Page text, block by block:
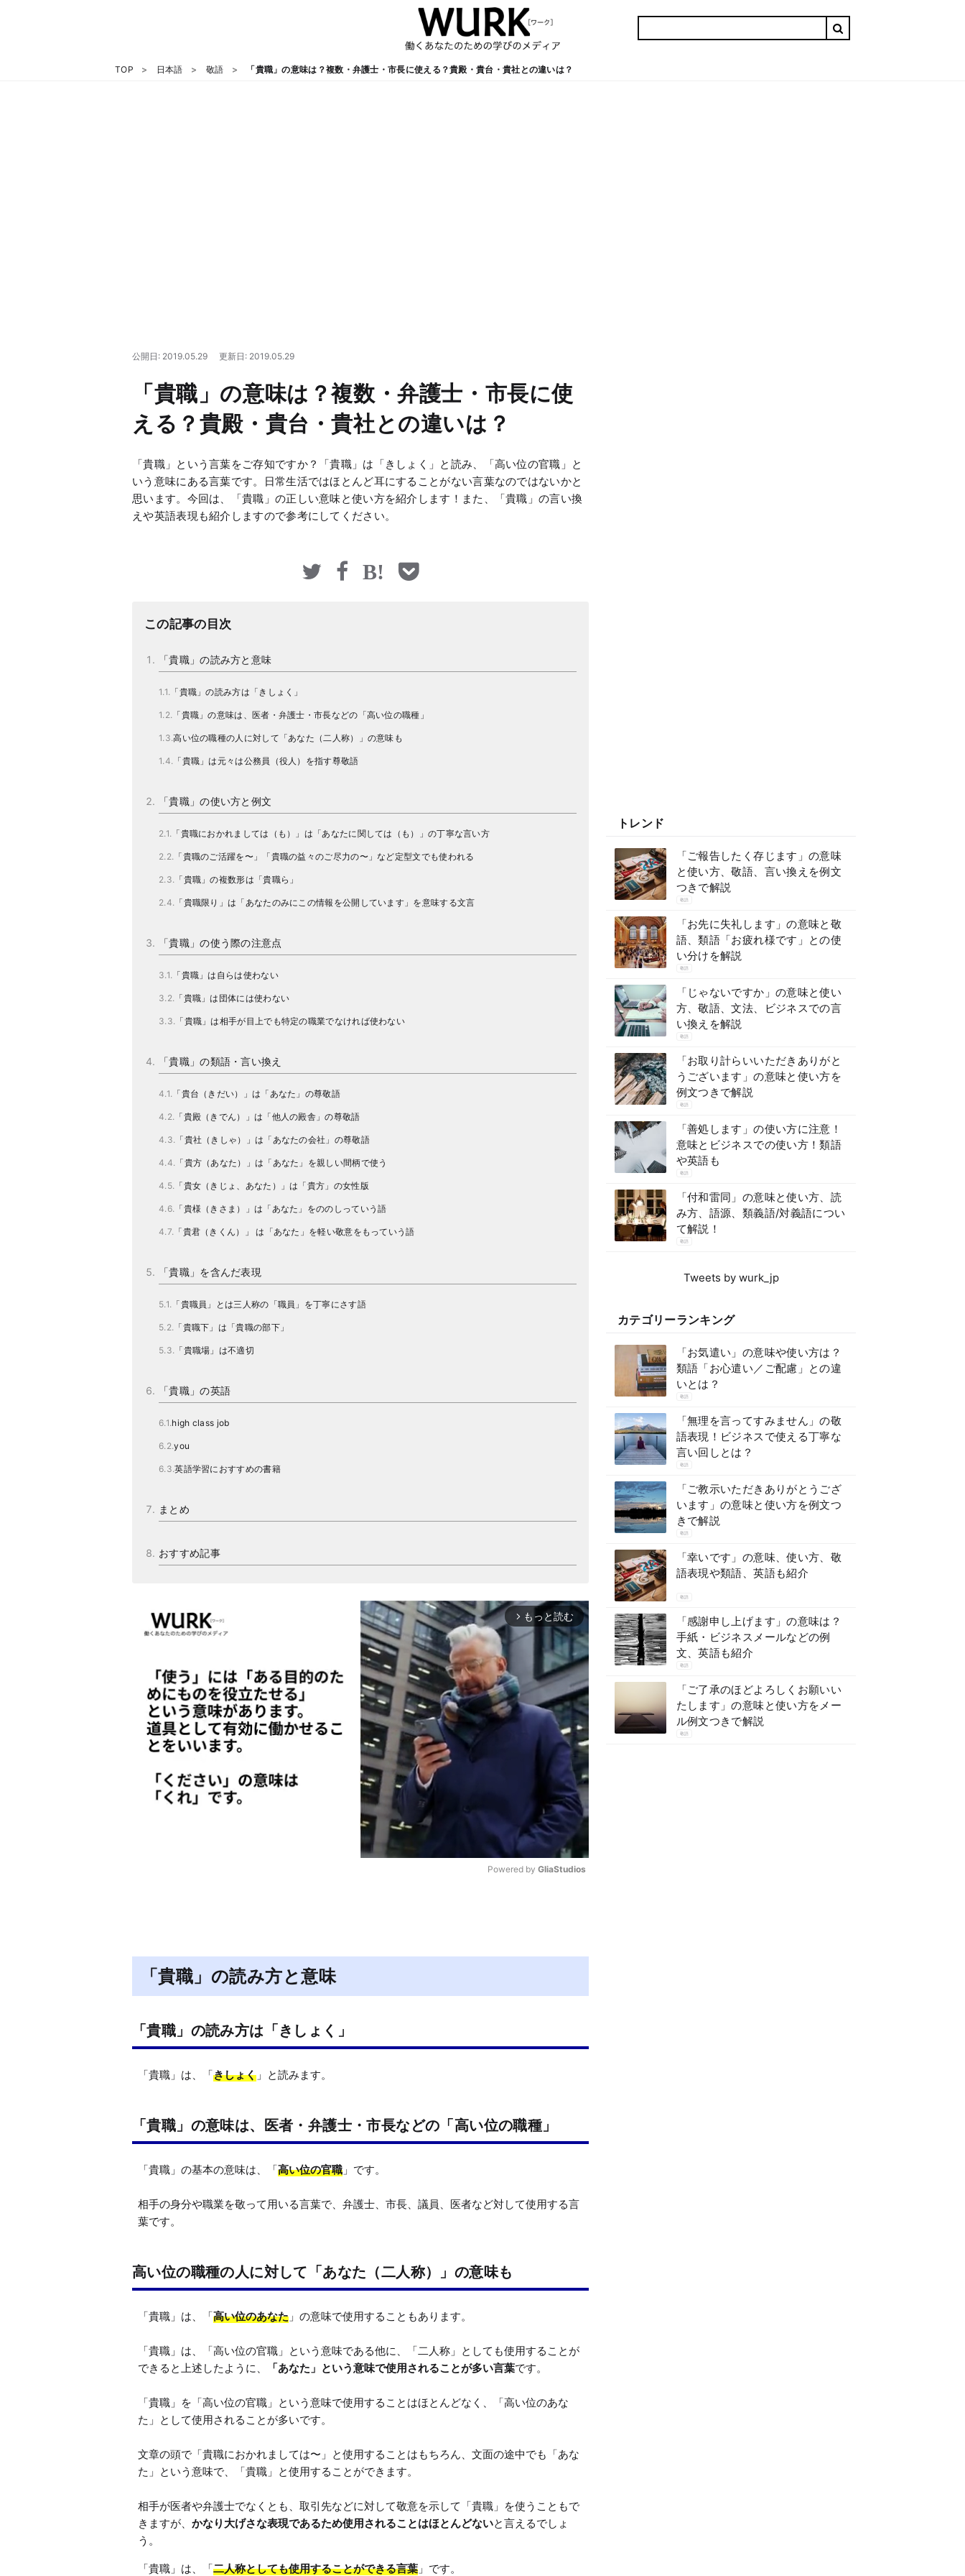
TOP 日本語 敬語 「貴職」の意味は？複数・弁護士・市長に使える？貴殿・貴台・貴社との違いは？
公開日: 2019.05.29 更新日: 2019.05.29
「貴職」の意味は？複数・弁護士・市長に使
える？貴殿・貴台・貴社との違いは？
「貴職」という言葉をご存知ですか？「貴職」は「きしょく」と読み、「高い位の官職」と
いう意味にある言葉です。日常生活ではほとんど耳にすることがない言葉なのではないかと
思います。今回は、「貴職」の正しい意味と使い方を紹介します！また、「貴職」の言い換
えや英語表現も紹介しますので参考にしてください。
この記事の目次
「貴職」の読み方と意味
「貴職」の読み方は「きしょく」
「貴職」の意味は、医者・弁護士・市長などの「高い位の職種」
高い位の職種の人に対して「あなた（二人称）」の意味も
「貴職」は元々は公務員（役人）を指す尊敬語
「貴職」の使い方と例文
「貴職におかれましては（も）」は「あなたに関しては（も）」の丁寧な言い方
「貴職のご活躍を〜」「貴職の益々のご尽力の〜」など定型文でも使われる
「貴職」の複数形は「貴職ら」
「貴職限り」は「あなたのみにこの情報を公開しています」を意味する文言
「貴職」の使う際の注意点
「貴職」は自らは使わない
「貴職」は団体には使わない
「貴職」は相手が目上でも特定の職業でなければ使わない
「貴職」の類語・言い換え
「貴台（きだい）」は「あなた」の尊敬語
「貴殿（きでん）」は「他人の殿舎」の尊敬語
「貴社（きしゃ）」は「あなたの会社」の尊敬語
「貴方（あなた）」は「あなた」を親しい間柄で使う
「貴女（きじょ、あなた）」は「貴方」の女性版
「貴様（きさま）」は「あなた」をののしっていう語
「貴君（きくん）」 は「あなた」を軽い敬意をもっていう語
「貴職」を含んだ表現
「貴職員」とは三人称の「職員」を丁寧にさす語
「貴職下」は「貴職の部下」
「貴職場」は不適切
「貴職」の英語
high class job
you
英語学習におすすめの書籍
まとめ
おすすめ記事
arrow_forward_ios もっと読む
Powered by GliaStudios
「貴職」の読み方と意味
「貴職」の読み方は「きしょく」
「貴職」は、「きしょく 」と読みます。
「貴職」の意味は、医者・弁護士・市長などの「高い位の職種」
「貴職」の基本の意味は、「高い位の官職 」です。
相手の身分や職業を敬って用いる言葉で、弁護士、市長、議員、医者など対して使用する言
葉です。
高い位の職種の人に対して「あなた（二人称）」の意味も
「貴職」は、「高い位のあなた 」の意味で使用することもあります。
「貴職」は、「高い位の官職」という意味である他に、「二人称」としても使用することが
できると上述したように、
「あなた」という意味で使用されることが多い言葉です。
「貴職」を「高い位の官職」という意味で使用することはほとんどなく、「高い位のあな
た」として使用されることが多いです。
文章の頭で「貴職におかれましては〜」と使用することはもちろん、文面の途中でも「あな
た」という意味で、「貴職」と使用することができます。
相手が医者や弁護士でなくとも、取引先などに対して敬意を示して「貴職」を使うこともで
きますが、 かなり大げさな表現であるため使用されることはほとんどないと言えるでしょ
う。
「貴職」は、「二人称としても使用することができる言葉 」です。
トレンド
「ご報告したく存じます」の意味
と使い方、敬語、言い換えを例文
つきで解説
敬語
「お先に失礼します」の意味と敬
語、類語「お疲れ様です」との使
い分けを解説
敬語
「じゃないですか」の意味と使い
方、敬語、文法、ビジネスでの言
い換えを解説
敬語
「お取り計らいいただきありがと
うございます」の意味と使い方を
例文つきで解説
敬語
「善処します」の使い方に注意！
意味とビジネスでの使い方！類語
や英語も
敬語
「付和雷同」の意味と使い方、読
み方、語源、類義語/対義語につい
て解説！
敬語
Tweets by wurk_jp
カテゴリーランキング
「お気遣い」の意味や使い方は？
類語「お心遣い／ご配慮」との違
いとは？
敬語
「無理を言ってすみません」の敬
語表現！ビジネスで使える丁寧な
言い回しとは？
敬語
「ご教示いただきありがとうござ
います」の意味と使い方を例文つ
きで解説
敬語
「幸いです」の意味、使い方、敬
語表現や類語、英語も紹介
敬語
「感謝申し上げます」の意味は？
手紙・ビジネスメールなどの例
文、英語も紹介
敬語
「ご了承のほどよろしくお願いい
たします」の意味と使い方をメー
ル例文つきで解説
敬語